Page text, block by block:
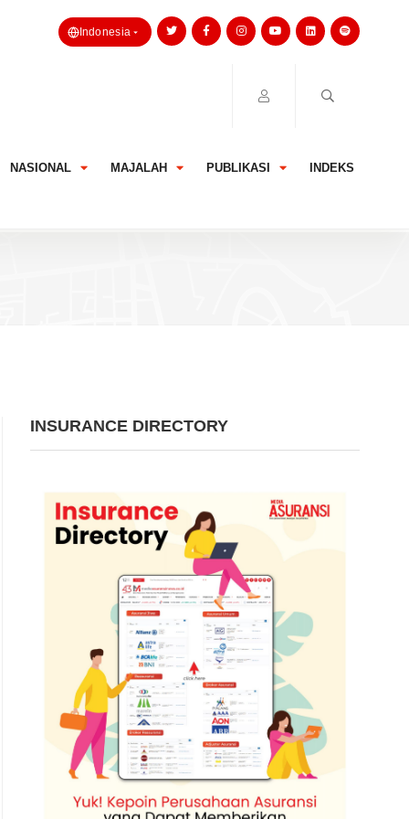
Indonesia
NASIONAL MAJALAH PUBLIKASI INDEKS
INSURANCE DIRECTORY